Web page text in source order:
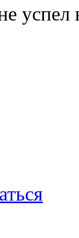
успел